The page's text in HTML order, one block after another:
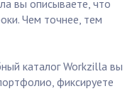
вы описываете, что
Чем точнее, тем
каталог Workzilla вы
фиксируете